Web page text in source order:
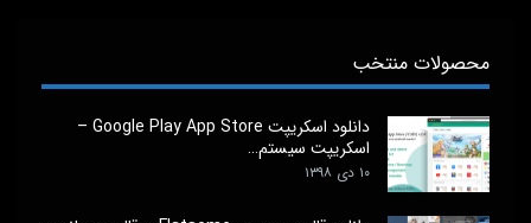
محصولات منتخب
دانلود اسکریپت Google Play App Store –
اسکریپت سیستم…
۱۰ دی ۱۳۹۸